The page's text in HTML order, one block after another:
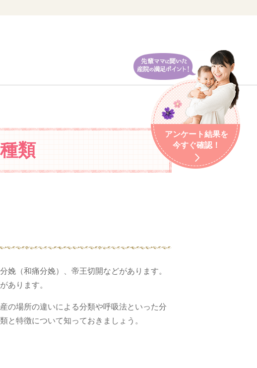
アンケート結果を
今すぐ確認！
類
娩（和痛分娩）、帝王切開などがあります。
あります。
の場所の違いによる分類や呼吸法といった分
と特徴について知っておきましょう。